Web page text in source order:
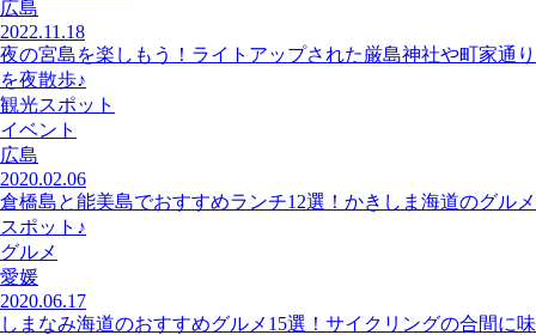
広島
2022.11.18
夜の宮島を楽しもう！ライトアップされた厳島神社や町家通り
を夜散歩♪
観光スポット
イベント
広島
2020.02.06
倉橋島と能美島でおすすめランチ12選！かきしま海道のグルメ
スポット♪
グルメ
愛媛
2020.06.17
しまなみ海道のおすすめグルメ15選！サイクリングの合間に味